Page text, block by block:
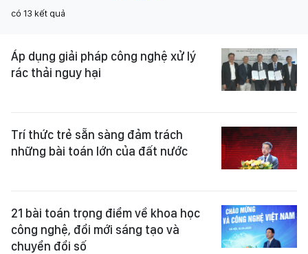
có 13 kết quả
Áp dụng giải pháp công nghệ xử lý
rác thải nguy hại
Trí thức trẻ sẵn sàng đảm trách
những bài toán lớn của đất nước
21 bài toán trọng điểm về khoa học
công nghệ, đổi mới sáng tạo và
chuyển đổi số